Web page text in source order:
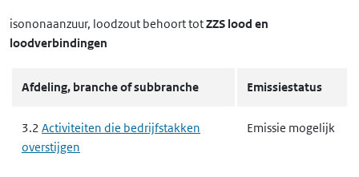
isononaanzuur, loodzout behoort totZZS lood en
loodverbindingen
Afdeling, branche of subbranche Emissiestatus
3.2 Activiteiten die bedrijfstakken
overstijgen
Emissie mogelijk